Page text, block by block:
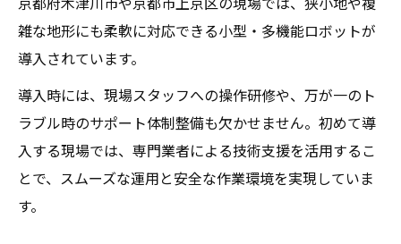
雑な地形にも柔軟に対応できる小型・多機能ロボットが
導入されています。
導入時には、現場スタッフへの操作研修や、万が一のト
ラブル時のサポート体制整備も欠かせません。初めて導
入する現場では、専門業者による技術支援を活用するこ
とで、スムーズな運用と安全な作業環境を実現していま
す。